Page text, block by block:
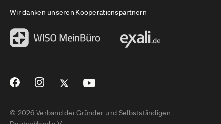
Wir danken unseren Kooperationspartnern
© 2026 Verband der Gründer und Selbstständigen